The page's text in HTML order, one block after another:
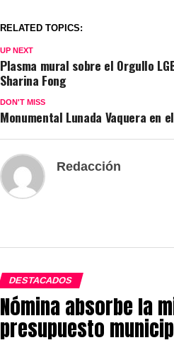
RELATED TOPICS:
UP NEXT
Plasma mural sobre el Orgullo
Sharina Fong
DON'T MISS
Monumental Lunada Vaquera en el
Redacción
DESTACADOS
Nómina absorbe la
presupuesto